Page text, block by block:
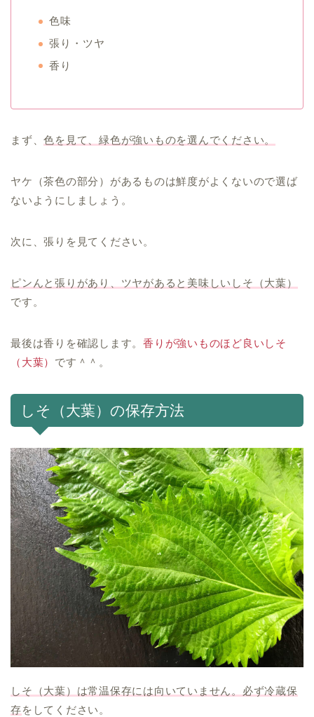
色味
張り・ツヤ
香り
まず、色を見て、緑色が強いものを選んでください。
ヤケ（茶色の部分）があるものは鮮度がよくないので選ば
ないようにしましょう。
次に、張りを見てください。
ピンんと張りがあり、ツヤがあると美味しいしそ（大葉）
です。
最後は香りを確認します。香りが強いものほど良いしそ
（大葉） です＾＾。
しそ（大葉）の保存方法
しそ（大葉）は常温保存には向いていません。必ず冷蔵保
存をしてください。